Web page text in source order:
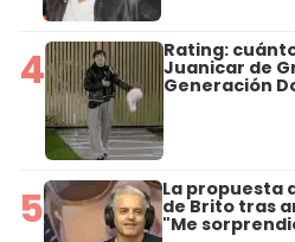
4 Rating:
Juanicar de
Generación
5 La propuesta
de Brito tras
"Me